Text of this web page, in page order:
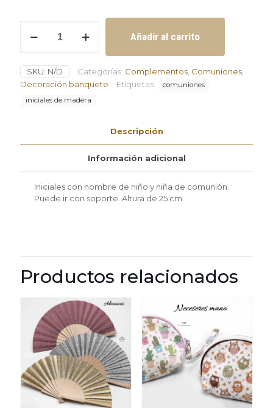
con
niño
y
niña
Añadir al carrito
SKU: N/D Categorías: Complementos Comuniones
Decoración banquete
Etiquetas:
comuniones
iniciales de madera
Descripción
Información adicional
Iniciales con nombre de niño y niña de comunión.
Puede ir con soporte. Altura de 25 cm.
Productos relacionados